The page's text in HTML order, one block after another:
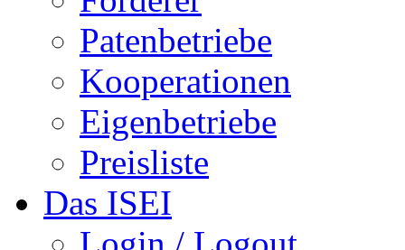
Patenbetriebe
Kooperationen
Eigenbetriebe
Preisliste
Das ISEI